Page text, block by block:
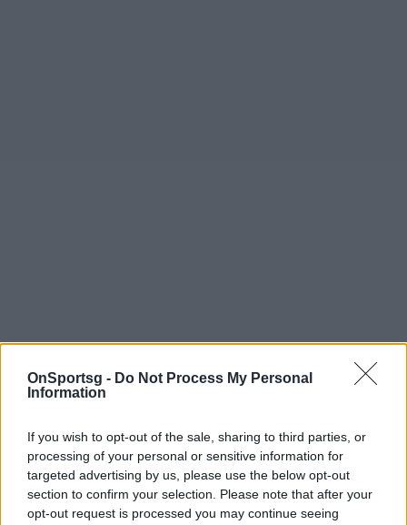
OnSportsg - Do Not Process My Personal
Information
If you wish to opt-out of the sale, sharing to third parties, or
processing of your personal or sensitive information for
targeted advertising by us, please use the below opt-out
section to confirm your selection. Please note that after your
opt-out request is processed you may continue seeing